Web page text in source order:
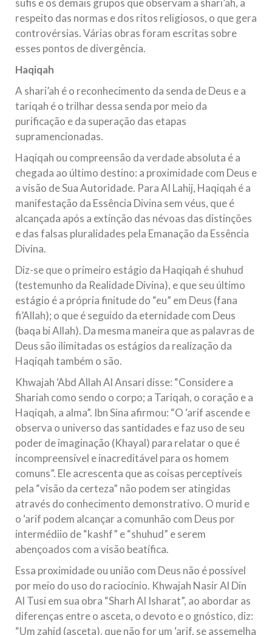
sufis e os demais grupos que observam a shari’ah, a
respeito das normas e dos ritos religiosos, o que gera
controvérsias. Várias obras foram escritas sobre
esses pontos de divergência.
Haqiqah
A shari’ah é o reconhecimento da senda de Deus e a
tariqah é o trilhar dessa senda por meio da
purificação e da superação das etapas
supramencionadas.
Haqiqah ou compreensão da verdade absoluta é a
chegada ao último destino: a proximidade com Deus e
a visão de Sua Autoridade. Para Al Lahij, Haqiqah é a
manifestação da Essência Divina sem véus, que é
alcançada após a extinção das névoas das distinções
e das falsas pluralidades pela Emanação da Essência
Divina.
Diz-se que o primeiro estágio da Haqiqah é shuhud
(testemunho da Realidade Divina), e que seu último
estágio é a própria finitude do “eu” em Deus (fana
fi’Allah); o que é seguido da eternidade com Deus
(baqa bi Allah). Da mesma maneira que as palavras de
Deus são ilimitadas os estágios da realização da
Haqiqah também o são.
Khwajah ‘Abd Allah Al Ansari disse: “Considere a
Shariah como sendo o corpo; a Tariqah, o coração e a
Haqiqah, a alma”. Ibn Sina afirmou: “O ‘arif ascende e
observa o universo das santidades e faz uso de seu
poder de imaginação (Khayal) para relatar o que é
incompreensível e inacreditável para os homem
comuns”. Ele acrescenta que as coisas perceptíveis
pela “visão da certeza” não podem ser atingidas
através do conhecimento demonstrativo. O murid e
o ‘arif podem alcançar a comunhão com Deus por
intermédiio de “kashf” e “shuhud” e serem
abençoados com a visão beatífica.
Essa proximidade ou união com Deus não é possível
por meio do uso do raciocínio. Khwajah Nasir Al Din
Al Tusi em sua obra “Sharh Al Isharat”, ao abordar as
diferenças entre o asceta, o devoto e o gnóstico, diz:
“Um zahid (asceta), que não for um ‘arif, se assemelha